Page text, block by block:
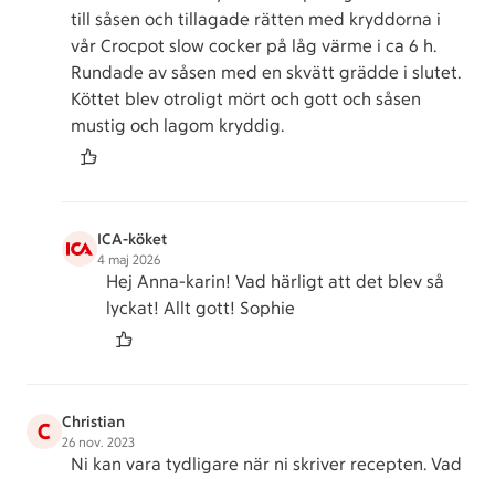
till såsen och tillagade rätten med kryddorna i
vår Crocpot slow cocker på låg värme i ca 6 h.
Rundade av såsen med en skvätt grädde i slutet.
Köttet blev otroligt mört och gott och såsen
mustig och lagom kryddig.
ICA-köket
4 maj 2026
Hej Anna-karin! Vad härligt att det blev så
lyckat! Allt gott! Sophie
C Christian
26 nov. 2023
Ni kan vara tydligare när ni skriver recepten. Vad